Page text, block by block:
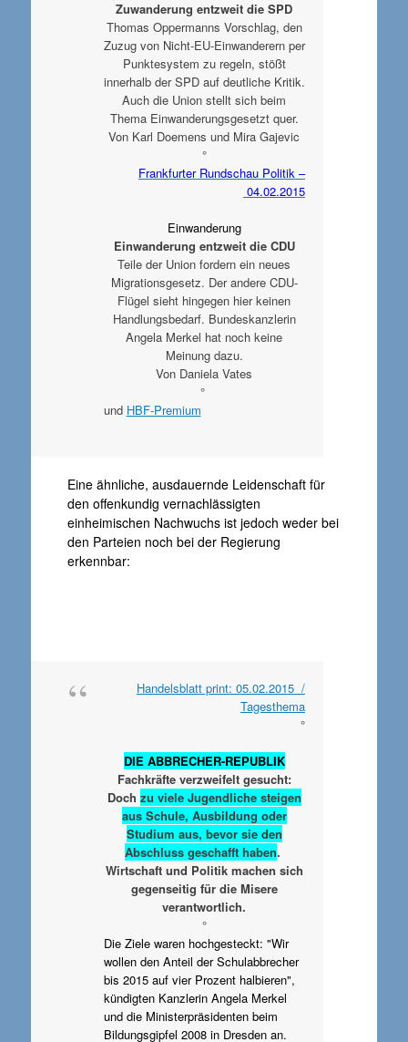
Zuwanderung entzweit die SPD
Thomas Oppermanns Vorschlag, den
Zuzug von Nicht-EU-Einwanderern per
Punktesystem zu regeln, stößt
innerhalb der SPD auf deutliche Kritik.
Auch die Union stellt sich beim
Thema Einwanderungsgesetzt quer.
Von Karl Doemens und Mira Gajevic
°
Frankfurter Rundschau Politik –
04.02.2015
Einwanderung
Einwanderung entzweit die CDU
Teile der Union fordern ein neues
Migrationsgesetz. Der andere CDU-
Flügel sieht hingegen hier keinen
Handlungsbedarf. Bundeskanzlerin
Angela Merkel hat noch keine
Meinung dazu.
Von Daniela Vates
°
und HBF-Premium
Eine ähnliche, ausdauernde Leidenschaft für
den offenkundig vernachlässigten
einheimischen Nachwuchs ist jedoch weder bei
den Parteien noch bei der Regierung
erkennbar:
Handelsblatt print: 05.02.2015 /
Tagesthema
°
DIE ABBRECHER-REPUBLIK
Fachkräfte verzweifelt gesucht:
Doch zu viele Jugendliche steigen
aus Schule, Ausbildung oder
Studium aus, bevor sie den
Abschluss geschafft haben.
Wirtschaft und Politik machen sich
gegenseitig für die Misere
verantwortlich.
°
Die Ziele waren hochgesteckt: "Wir
wollen den Anteil der Schulabbrecher
bis 2015 auf vier Prozent halbieren",
kündigten Kanzlerin Angela Merkel
und die Ministerpräsidenten beim
Bildungsgipfel 2008 in Dresden an.